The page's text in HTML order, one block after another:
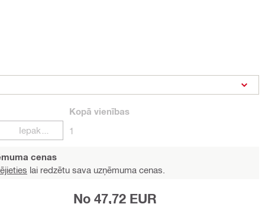
Kopā vienības
1
cenas
lai redzētu sava uzņēmuma cenas.
No 47,72 EUR